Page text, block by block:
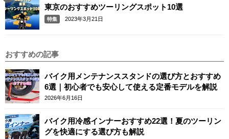
東京のおすすめツーリングスポット10選
特集 2023年3月21日
おすすめの記事
バイク用メンテナンススタンドの選び方とおすすめ
6選｜初心者でも安心して使える定番モデルを解説
2026年6月16日
バイク用冷感インナーおすすめ22選！夏のツーリン
グを快適にする選び方も解説